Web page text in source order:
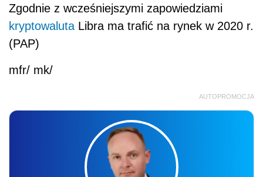
Zgodnie z wcześniejszymi zapowiedziami
kryptowaluta Libra ma trafić na rynek w 2020 r.
(PAP)
mfr/ mk/
AUTOPROMOCJA